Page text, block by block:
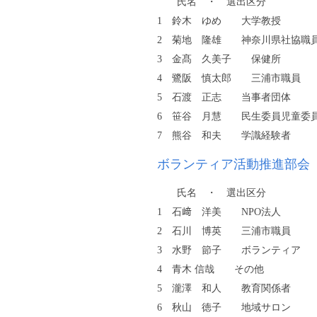
1 鈴木 ゆめ 大学教授
2 菊地 隆雄 神奈川県社協職
3 金髙 久美子 保健所
4 鷺阪 慎太郎 三浦市職員
5 石渡 正志 当事者団体
6 笹谷 月慧 民生委員児童委
7 熊谷 和夫 学識経験者
ボランティア活動推進部会
氏名 ・ 選出区分
1 石﨑 洋美 NPO法人
2 石川 博英 三浦市職員
3 水野 節子 ボランティア
4 青木 信哉 その他
5 瀧澤 和人 教育関係者
6 秋山 徳子 地域サロン